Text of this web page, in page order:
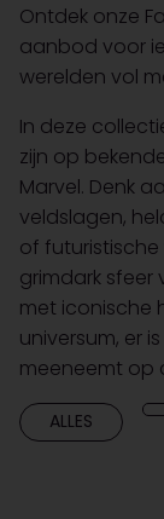
Ontdek onze
aanbod voor
werelden vol
In deze
zijn op
Marvel. Denk
veldslagen,
of
grimdark sfeer
met iconische
universum, er
meeneemt op
ALLES